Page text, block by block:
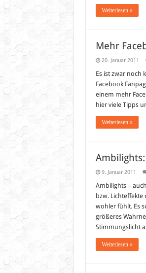
Weiterlesen »
Mehr
20. Januar 2011
Es ist zwar noch
Facebook
einem mehr
hier viele Tipps
Weiterlesen »
9. Januar 2011
Ambilights –
bzw.
wohler fühlt. Es
größeres
Stimmungslicht
Weiterlesen »